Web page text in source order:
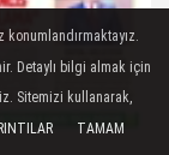
Detaylı bilgi almak için
Sitemizi kullanarak,
TAMAM